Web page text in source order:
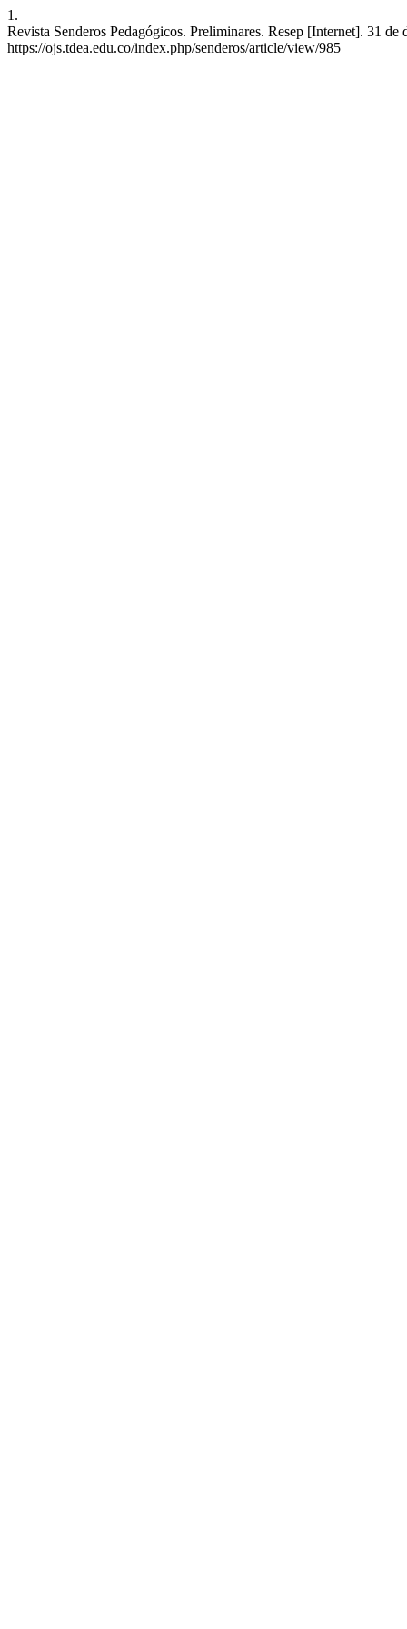
1.
Revista Senderos Pedagógicos. Preliminares. Resep [Internet]. 31
https://ojs.tdea.edu.co/index.php/senderos/article/view/985